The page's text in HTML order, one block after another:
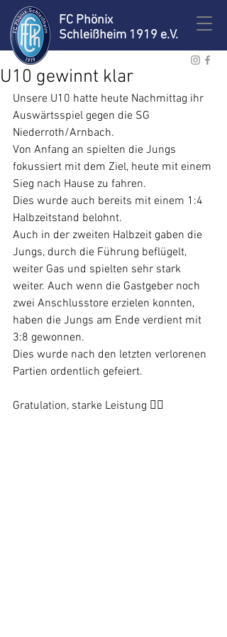
FC Phönix
Schleißheim 1919 e.V.
U10 gewinnt klar
Unsere U10 hatte heute Nachmittag ihr
Auswärtsspiel gegen die SG
Niederroth/Arnbach.
Von Anfang an spielten die Jungs
fokussiert mit dem Ziel, heute mit einem
Sieg nach Hause zu fahren.
Dies wurde auch bereits mit einem 1:4
Halbzeitstand belohnt.
Auch in der zweiten Halbzeit gaben die
Jungs, durch die Führung beflügelt,
weiter Gas und spielten sehr stark
weiter. Auch wenn die Gastgeber noch
zwei Anschlusstore erzielen konnten,
haben die Jungs am Ende verdient mit
3:8 gewonnen.
Dies wurde nach den letzten verlorenen
Partien ordentlich gefeiert.
Gratulation, starke Leistung 👍🏼